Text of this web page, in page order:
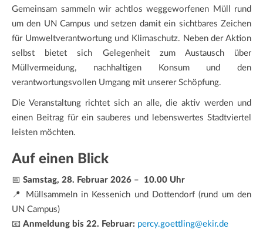
Gemeinsam sammeln wir achtlos weggeworfenen Müll rund
um den UN Campus und setzen damit ein sichtbares Zeichen
für Umweltverantwortung und Klimaschutz. Neben der Aktion
selbst bietet sich Gelegenheit zum Austausch über
Müllvermeidung, nachhaltigen Konsum und den
verantwortungsvollen Umgang mit unserer Schöpfung.
Die Veranstaltung richtet sich an alle, die aktiv werden und
einen Beitrag für ein sauberes und lebenswertes Stadtviertel
leisten möchten.
Auf einen Blick
📅 Samstag, 28. Februar 2026 –
10.00 Uhr
📍 Müllsammeln in Kessenich und Dottendorf (rund um den
UN Campus)
📧 Anmeldung bis 22. Februar: percy.goettling@ekir.de